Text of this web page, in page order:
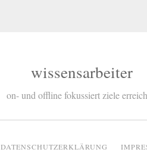
wissensarbeiter
on- und offline fokussiert ziele
DATENSCHUTZERKLÄRUNG